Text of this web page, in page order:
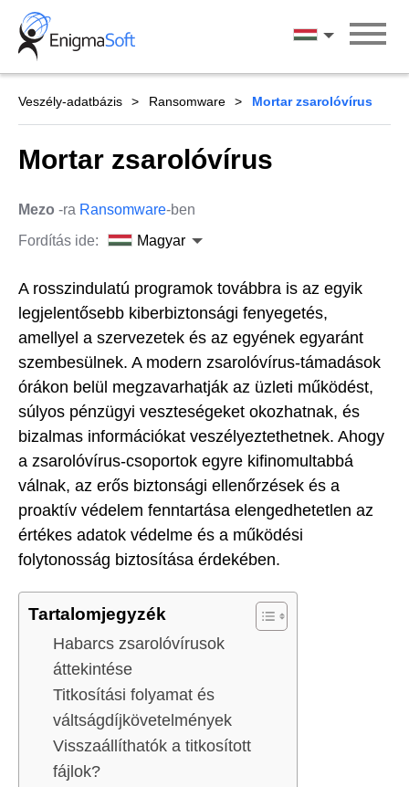
Skip
content
Magyar
Veszély-adatbázis Ransomware Mortar zsarolóvírus
Mortar zsarolóvírus
Mezo -ra Ransomware-ben
Fordítás ide:
Magyar
A rosszindulatú programok továbbra is az egyik
legjelentősebb kiberbiztonsági fenyegetés,
amellyel a szervezetek és az egyének egyaránt
szembesülnek. A modern zsarolóvírus-támadások
órákon belül megzavarhatják az üzleti működést,
súlyos pénzügyi veszteségeket okozhatnak, és
bizalmas információkat veszélyeztethetnek. Ahogy
a zsarolóvírus-csoportok egyre kifinomultabbá
válnak, az erős biztonsági ellenőrzések és a
proaktív védelem fenntartása elengedhetetlen az
értékes adatok védelme és a működési
folytonosság biztosítása érdekében.
Tartalomjegyzék
Habarcs zsarolóvírusok
áttekintése
Titkosítási folyamat és
váltságdíjkövetelmények
Visszaállíthatók a titkosított
fájlok?